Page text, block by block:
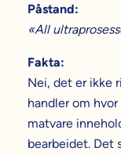
Påstand:
«All
Fakta:
Nei, det er ikke
handler om
matvare
bearbeidet. Det